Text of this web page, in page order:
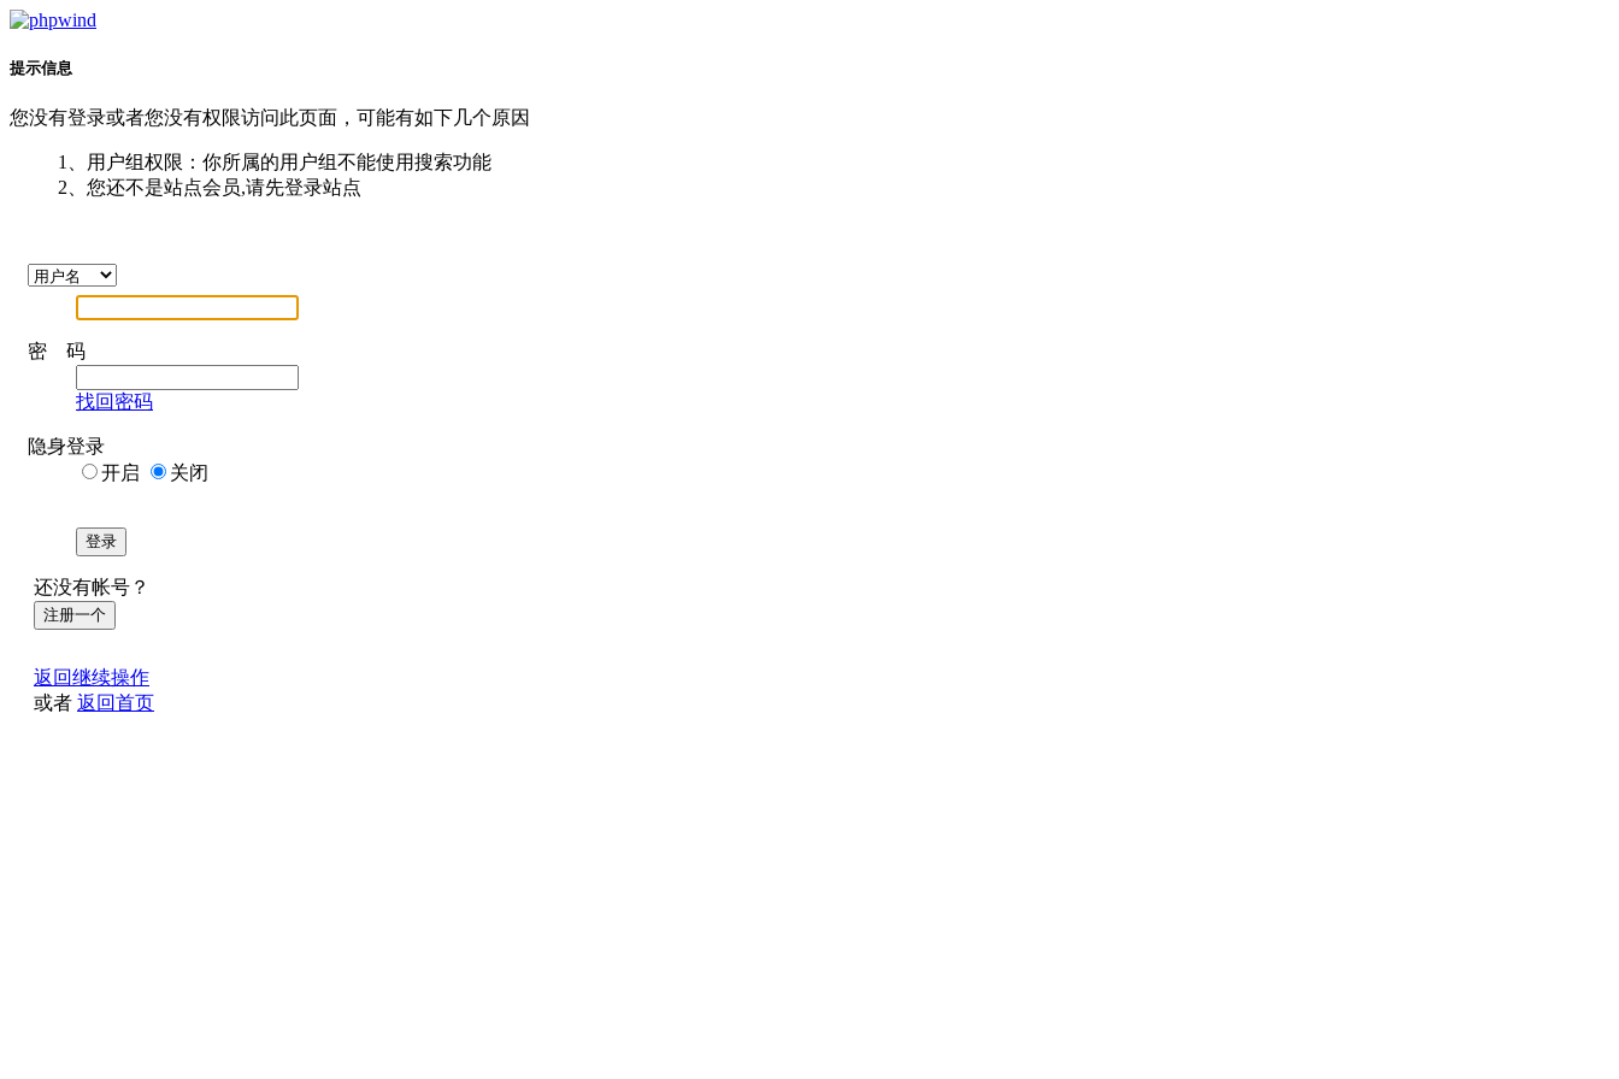
提示信息
您没有登录或者您没有权限访问此页面，可能有如下几个原因
1、用户组权限：你所属的用户组不能使用搜索功能
2、您还不是站点会员,请先登录站点
密 码
找回密码
隐身登录
开启
关闭
登录
还没有帐号？
注册一个
返回继续操作
或者 返回首页